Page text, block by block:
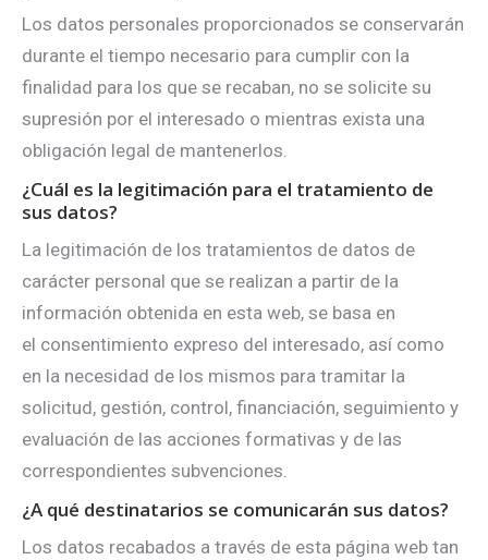
Los datos personales proporcionados se conservarán
durante el tiempo necesario para cumplir con la
finalidad para los que se recaban, no se solicite su
supresión por el interesado o mientras exista una
obligación legal de mantenerlos.
¿Cuál es la legitimación para el tratamiento de
sus datos?
La legitimación de los tratamientos de datos de
carácter personal que se realizan a partir de la
información obtenida en esta web, se basa en
el consentimiento expreso del interesado, así como
en la necesidad de los mismos para tramitar la
solicitud, gestión, control, financiación, seguimiento y
evaluación de las acciones formativas y de las
correspondientes subvenciones.
¿A qué destinatarios se comunicarán sus datos?
Los datos recabados a través de esta página web tan